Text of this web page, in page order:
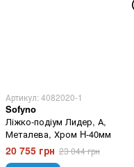
Артикул: 4082020-1
Sofyno
Ліжко-подіум Лидер, А,
Металева, Хром H-40мм
20 755 грн 23 044 грн